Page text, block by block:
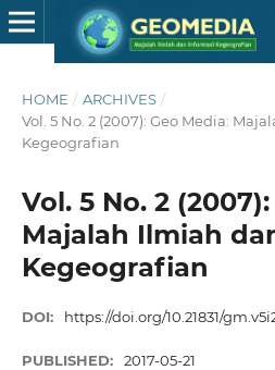
HOME / ARCHIVES /
Vol. 5 No. 2 (2007): Geo Media:
Kegeografian
Vol. 5 No. 2
Majalah Ilmiah
Kegeografian
DOI: https://doi.org/10.21831/
PUBLISHED: 2017-05-21